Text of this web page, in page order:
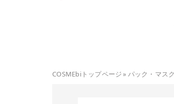
COSMEbiトップページ» パック・マスク